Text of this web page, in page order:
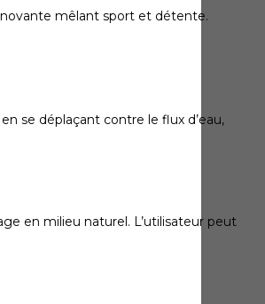
mêlant sport et détente.
se déplaçant contre le flux d’eau,
en milieu naturel. L’utilisateur peut